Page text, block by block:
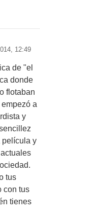
12:49
de "el
donde
flotaban
a
y
película y
tus
con tus
tienes